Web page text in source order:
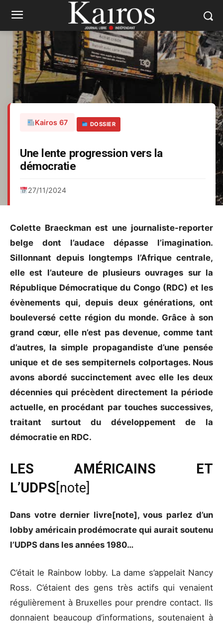
Kairos 67 DOSSIER
Une lente progression vers la
démocratie
27/11/2024
Colette Braeckman est une journaliste-reporter
belge dont l’audace dépasse l’imagination.
Sillonnant depuis longtemps l’Afrique centrale,
elle est l’auteure de plusieurs ouvrages sur la
République Démocratique du Congo (RDC) et les
évènements qui, depuis deux générations, ont
bouleversé cette région du monde. Grâce à son
grand cœur, elle n’est pas devenue, comme tant
d’autres, la simple propagandiste d’une pensée
unique et de ses sempiternels colportages. Nous
avons abordé succinctement avec elle les deux
décennies qui précèdent directement la période
actuelle, en procédant par touches successives,
traitant surtout du développement de la
démocratie en RDC.
LES AMÉRICAINS ET
L’UDPS [note]
Dans votre dernier livre[note], vous parlez d’un
lobby américain prodémocrate qui aurait soutenu
l’UDPS dans les années 1980…
C’était le Rainbow lobby. La dame s’appelait Nancy
Ross. C’étaient des gens très actifs qui venaient
régulièrement à Bruxelles pour prendre contact. Ils
donnaient beaucoup d’informations, soutenaient à